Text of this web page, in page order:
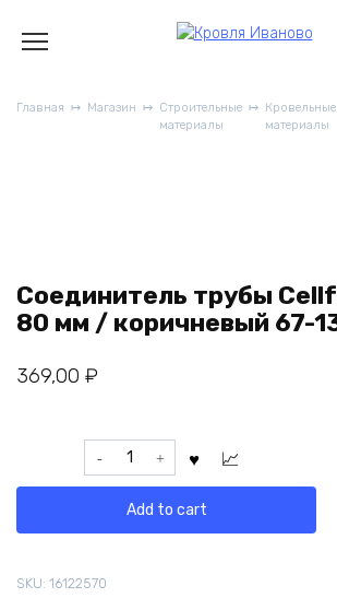
содержанию
Главная Магазин
Строительные
материалы
Кровельные
материалы
Соединитель трубы
80 мм / коричневый 67-
369,00 ₽
Соединитель
трубы
/
Add to cart
SKU: 16122570